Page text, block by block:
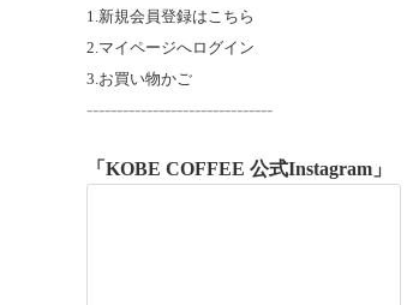
1.新規会員登録はこちら
2.マイページへログイン
3.お買い物かご
-------------------------------
「KOBE COFFEE 公式Instagram」